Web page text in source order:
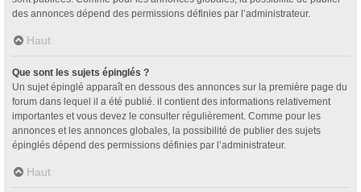
des annonces dépend des permissions définies par l’administrateur.
Haut
Que sont les sujets épinglés ?
Un sujet épinglé apparaît en dessous des annonces sur la première page du
forum dans lequel il a été publié. il contient des informations relativement
importantes et vous devez le consulter régulièrement. Comme pour les
annonces et les annonces globales, la possibilité de publier des sujets
épinglés dépend des permissions définies par l’administrateur.
Haut